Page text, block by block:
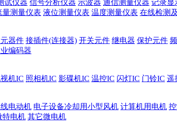
试仪器 信号分析仪器 示波器 通信测量仪器 记录显
量测量仪表 液位测量仪表 温度测量仪表 在线检测
器件 接插件(连接器) 开关元件 继电器 保护元件
编码器
机IC 照相机IC 影碟机IC 温控IC 闪灯IC 门铃IC 遥
电动机 电子设备冷却用小型风机 计算机用电机
特电机 其它微电机